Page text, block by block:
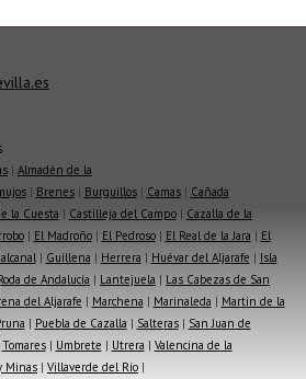
| Almadén de la
| Brenes| Burguillos| Camas| Cañada
la Cuesta | Castilleja del Campo| Cazalla de la
| El Madroño| El Pedroso| El Real de la Jara | El
| Guillena | Herrera | Huévar del Aljarafe | Isla
de Andalucía | Lantejuela | Las Cabezas de San
del Aljarafe | Marchena | Marinaleda | Martin de la
| Puebla de Cazalla | Salteras| San Juan de
Tomares| Umbrete | Utrera | Valencina de la
Minas | Villaverde del Río |